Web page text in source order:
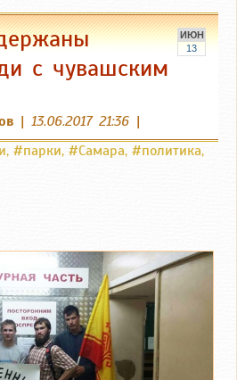
ИЮН
13
с чувашским
| 13.06.2017 21:36 |
, #парки, #Самара, #политика,